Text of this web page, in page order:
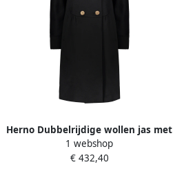
Herno Dubbelrijdige wollen jas met
versierde knopen Black Dames
1 webshop
€ 432,40